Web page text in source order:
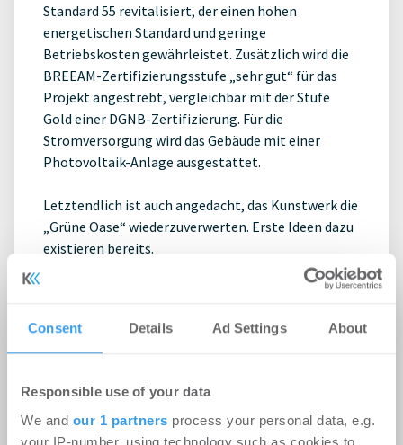
Consent Details Ad Settings About
Responsible use of your data
We and our 1 partners process your personal data, e.g.
your IP-number, using technology such as cookies to
Standard 55 revitalisiert, der einen hohen
energetischen Standard und geringe
Betriebskosten gewährleistet. Zusätzlich wird die
BREEAM-Zertifizierungsstufe „sehr gut“ für das
Projekt angestrebt, vergleichbar mit der Stufe
Gold einer DGNB-Zertifizierung. Für die
Stromversorgung wird das Gebäude mit einer
Photovoltaik-Anlage ausgestattet.
Letztendlich ist auch angedacht, das Kunstwerk die
„Grüne Oase“ wiederzuverwerten. Erste Ideen dazu
existieren bereits.
Tertianum Premium Group
Wohnimmobilien
Impressum